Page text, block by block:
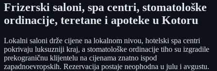
Frizerski saloni, spa centri, stomatološke
ordinacije, teretane i apoteke u Kotoru
Lokalni saloni drže cijene na lokalnom nivou, hotelski spa centri
pokrivaju luksuzniji kraj, a stomatološke ordinacije tiho su izgradile
prekograničnu klijentelu na cijenama znatno ispod
zapadnoevropskih. Rezervacija postaje neophodna u julu i avgustu.